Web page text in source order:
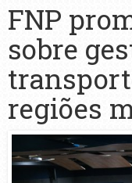
FNP
sobre
regiões